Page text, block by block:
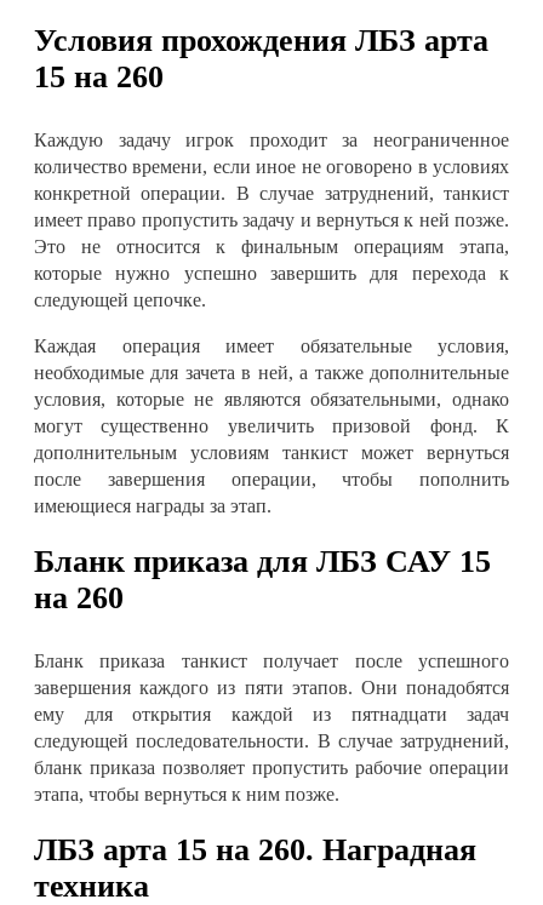
Условия прохождения ЛБЗ арта
15 на 260
Каждую задачу игрок проходит за неограниченное
количество времени, если иное не оговорено в условиях
конкретной операции. В случае затруднений, танкист
имеет право пропустить задачу и вернуться к ней позже.
Это не относится к финальным операциям этапа,
которые нужно успешно завершить для перехода к
следующей цепочке.
Каждая операция имеет обязательные условия,
необходимые для зачета в ней, а также дополнительные
условия, которые не являются обязательными, однако
могут существенно увеличить призовой фонд. К
дополнительным условиям танкист может вернуться
после завершения операции, чтобы пополнить
имеющиеся награды за этап.
Бланк приказа для ЛБЗ САУ 15
на 260
Бланк приказа танкист получает после успешного
завершения каждого из пяти этапов. Они понадобятся
ему для открытия каждой из пятнадцати задач
следующей последовательности. В случае затруднений,
бланк приказа позволяет пропустить рабочие операции
этапа, чтобы вернуться к ним позже.
ЛБЗ арта 15 на 260. Наградная
техника